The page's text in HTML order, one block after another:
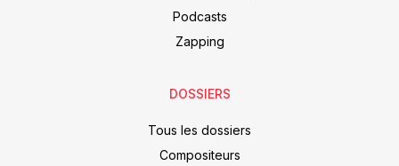
Podcasts
Zapping
DOSSIERS
Tous les dossiers
Compositeurs